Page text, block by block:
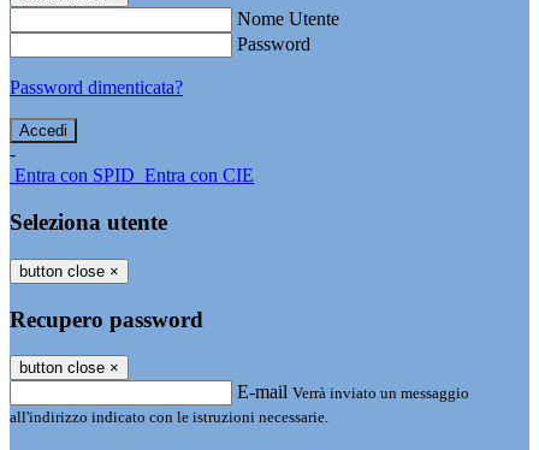
Nome Utente
Password
Password dimenticata?
-
Entra con SPID Entra con CIE
Seleziona utente
button close ×
Recupero password
button close ×
E-mail Verrà inviato un messaggio
all'indirizzo indicato con le istruzioni necessarie.